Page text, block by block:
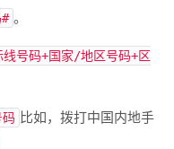
。
号码+国家/地区号码+区
码 比如，拨打中国内地手